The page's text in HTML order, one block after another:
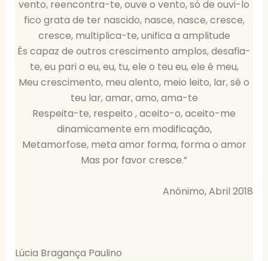
vento, reencontra-te, ouve o vento, só de ouvi-lo
fico grata de ter nascido, nasce, nasce, cresce,
cresce, multiplica-te, unifica a amplitude
És capaz de outros crescimento amplos, desafia-
te, eu pari o eu, eu, tu, ele o teu eu, ele é meu,
Meu crescimento, meu alento, meio leito, lar, sê o
teu lar, amar, amo, ama-te
Respeita-te, respeito , aceito-o, aceito-me
dinamicamente em modificação,
Metamorfose, meta amor forma, forma o amor
Mas por favor cresce.”
Anónimo, Abril 2018
Lúcia Bragança Paulino